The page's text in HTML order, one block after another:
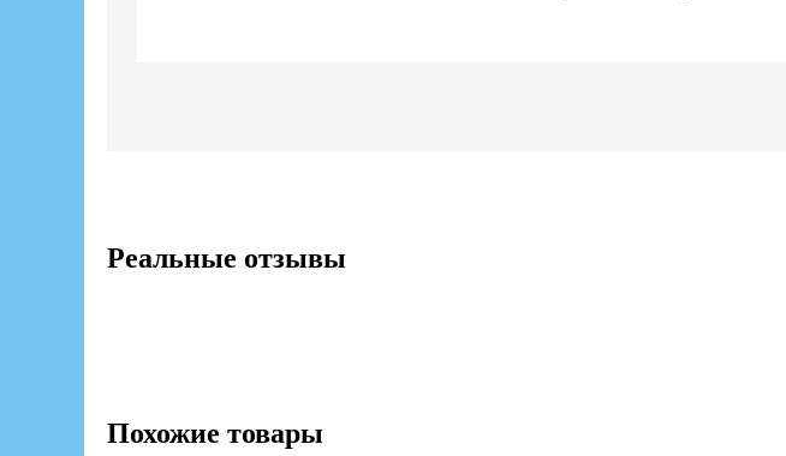
Реальные отзывы
Похожие товары